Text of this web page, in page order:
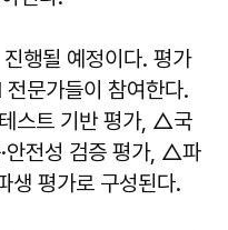
행될 예정이다. 평가
문가들이 참여한다.
스트 기반 평가, △국
안전성 검증 평가, △파
생 평가로 구성된다.